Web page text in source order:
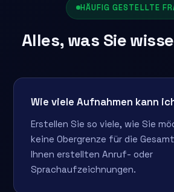
HÄUFIG GESTELLTE
Alles, was Sie
Wie viele Aufnahmen kann
Erstellen Sie so viele, wie Sie
keine Obergrenze für die
Ihnen erstellten Anruf- oder
Sprachaufzeichnungen.